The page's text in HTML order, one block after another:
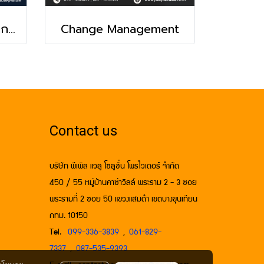
Lead & Deliver: ศิลปะการมอบหมายและติดตามอย่างทรงพลัง Change Management
Contact us
บริษัท พีเพิล แวลู โซลูชั่น โพรไวเดอร์ จำกัด
450 / 55 หมู่บ้านคาซ่าวิลล์ พระราม 2 - 3 ซอย
พระรามที่ 2 ซอย 50 แขวงแสมดำ เขตบางขุนเทียน
กทม. 10150
Tel. 099-336-3839, 061-829-
7337,087-535-9393